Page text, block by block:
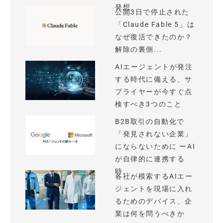
発想
公開3日で停止された
「Claude Fable 5」は
なぜ復活できたのか？
解除の裏側...
AIエージェントが発注
する時代に備える、サ
プライヤーが今すぐ点
検すべき3つのこと
B2B取引の自動化で
「発見されない企業」
にならないために ーAI
が自律的に連携する
時...
各社が模索するAIエー
ジェントを現場に入れ
るためのデバイス、企
業は何を問うべきか